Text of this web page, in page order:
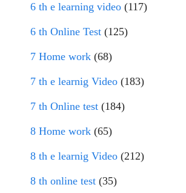
6 th e learning video (117)
6 th Online Test (125)
7 Home work (68)
7 th e learnig Video (183)
7 th Online test (184)
8 Home work (65)
8 th e learnig Video (212)
8 th online test (35)